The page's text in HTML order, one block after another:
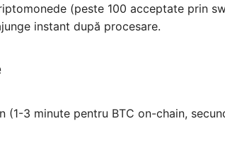
(peste 100 acceptate prin
instant după procesare.
(1-3 minute pentru BTC on-chain,